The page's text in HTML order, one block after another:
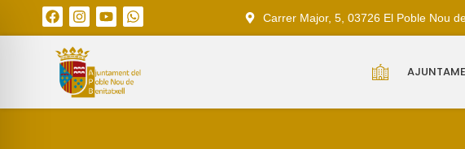
Carrer Major, 5, 03726 El Poble Nou